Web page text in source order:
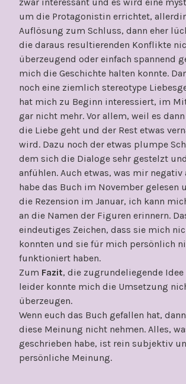
um die Protagonistin errichtet,
Auflösung zum Schluss, dann eher
die daraus resultierenden Konflikte
überzeugend oder einfach spannend
mich die Geschichte halten konnte.
noch eine ziemlich stereotype
hat mich zu Beginn interessiert, im
gar nicht mehr. Vor allem, weil es
die Liebe geht und der Rest etwas
wird. Dazu noch der etwas plumpe
dem sich die Dialoge sehr gestelzt
anfühlen. Auch etwas, was mir
habe das Buch im November gelesen
die Rezension im Januar, ich kann
an die Namen der Figuren erinnern.
eindeutiges Zeichen, dass sie mich
konnten und sie für mich persönlich
funktioniert haben.
Zum Fazit, die zugrundeliegende
leider konnte mich die Umsetzung
überzeugen.
Wenn euch das Buch gefallen hat,
diese Meinung nicht nehmen. Alles,
geschrieben habe, ist rein subjektiv
persönliche Meinung.